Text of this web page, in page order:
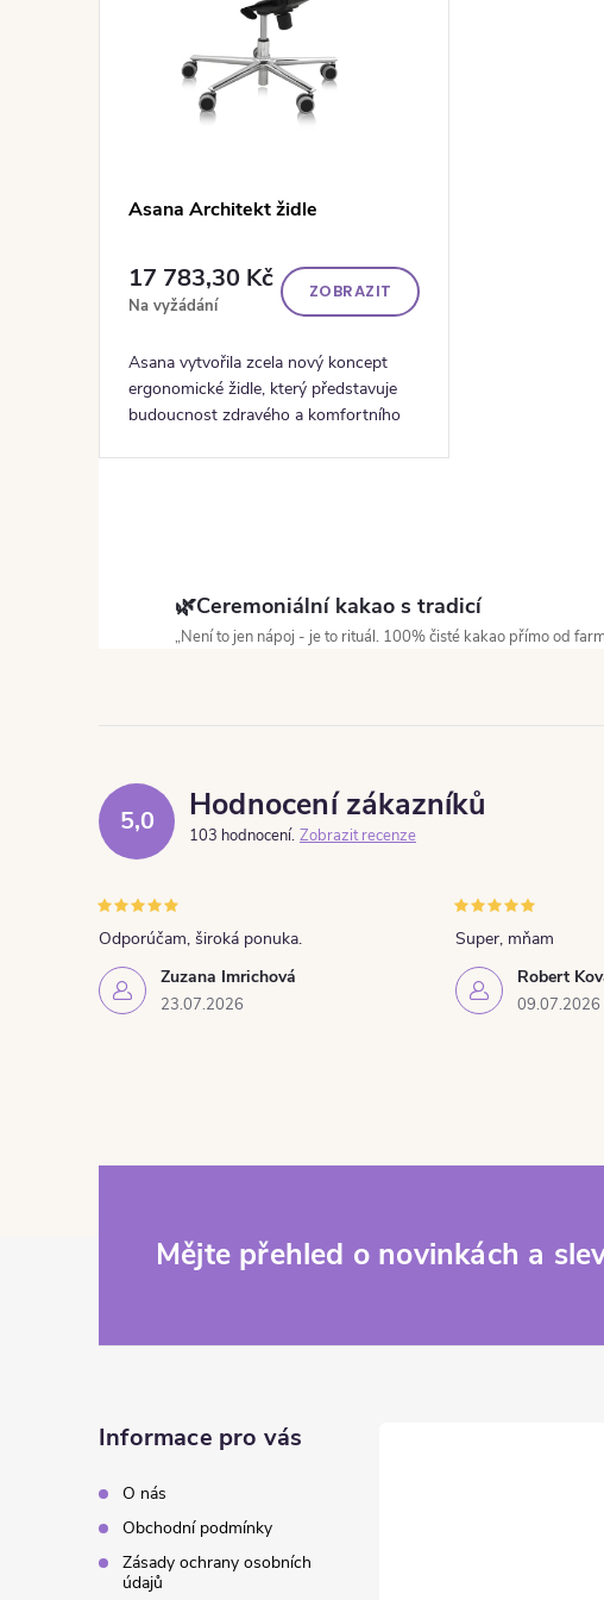
Asana Architekt židle
17 783,30 Kč
Na vyžádání
ZOBRAZIT
Asana vytvořila zcela nový koncept
ergonomické židle, který představuje
budoucnost zdravého a komfortního
🌿Ceremoniální kakao s tradicí
„Není to jen nápoj - je to rituál. 100% čisté kakao přímo od
5,0 Hodnocení zákazníků
103 hodnocení Zobrazit recenze
Zuzana Imrichová
23.07.2026
Odporúčam, široká ponuka.
Robert
09.07.2026
Super, mňam
Mějte přehled o novinkách a
Informace pro vás
O nás
Obchodní podmínky
Zásady ochrany osobních
údajů